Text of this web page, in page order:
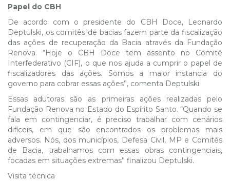
Papel do CBH
De acordo com o presidente do CBH Doce, Leonardo
Deptulski, os comitês de bacias fazem parte da fiscalização
das ações de recuperação da Bacia através da Fundação
Renova. “Hoje o CBH Doce tem assento no Comitê
Interfederativo (CIF), o que nos ajuda a cumprir o papel de
fiscalizadores das ações. Somos a maior instancia do
governo para cobrar essas ações”, comenta Deptulski.
Essas adutoras são as primeiras ações realizadas pelo
Fundação Renova no Estado do Espírito Santo. “Quando se
fala em contingenciar, é preciso trabalhar com cenários
difíceis, em que são encontrados os problemas mais
adversos. Nós, dos municípios, Defesa Civil, MP e Comitês
de Bacia, trabalhamos com essas obras contingenciais,
focadas em situações extremas” finalizou Deptulski.
Visita técnica